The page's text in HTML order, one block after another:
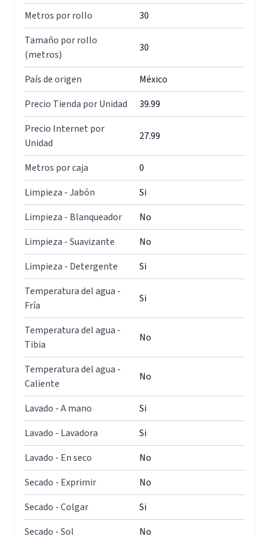
Metros por rollo
30
Tamaño por rollo
(metros)
30
País de origen
México
Precio Tienda por Unidad
39.99
Precio Internet por
Unidad
27.99
Metros por caja
0
Limpieza - Jabón
Si
Limpieza - Blanqueador
No
Limpieza - Suavizante
No
Limpieza - Detergente
Si
Temperatura del agua -
Fría
Si
Temperatura del agua -
Tibia
No
Temperatura del agua -
Caliente
No
Lavado - A mano
Si
Lavado - Lavadora
Si
Lavado - En seco
No
Secado - Exprimir
No
Secado - Colgar
Si
Secado - Sol
No